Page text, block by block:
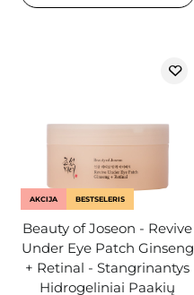
AKCIJA BESTSELERIS
Beauty of Joseon - Revive
Under Eye Patch Ginseng
+ Retinal - Stangrinantys
Hidrogeliniai Paakių